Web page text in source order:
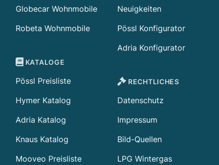
Globecar Wohnmobile
Robeta Wohnmobile
KATALOGE
Pössl Preisliste
Hymer Katalog
Adria Katalog
Knaus Katalog
Mooveo Preisliste
Neuigkeiten
Pössl Konfigurator
Adria Konfigurator
RECHTLICHES
Datenschutz
Impressum
Bild-Quellen
LPG Wintergas